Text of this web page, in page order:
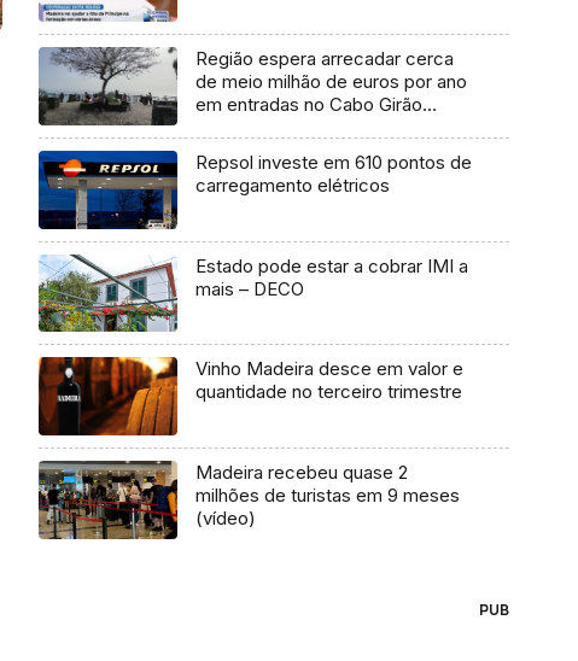
Região espera arrecadar cerca
de meio milhão de euros por ano
em entradas no Cabo Girão
Repsol investe em 610 pontos de
carregamento elétricos
Estado pode estar a cobrar IMI a
mais – DECO
Vinho Madeira desce em valor e
quantidade no terceiro trimestre
Madeira recebeu quase 2
milhões de turistas em 9 meses
(vídeo)
PUB